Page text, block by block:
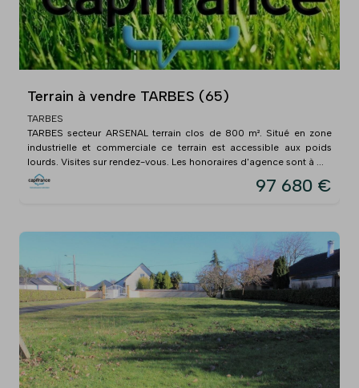
Terrain à vendre TARBES (65)
TARBES
TARBES secteur ARSENAL terrain clos de 800 m². Situé en zone
industrielle et commerciale ce terrain est accessible aux poids
lourds. Visites sur rendez-vous. Les honoraires d'agence sont à ...
97 680 €